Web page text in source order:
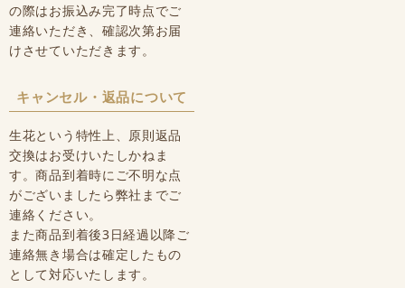
の際はお振込み完了時点でご
連絡いただき、確認次第お届
けさせていただきます。
キャンセル・返品について
生花という特性上、原則返品
交換はお受けいたしかねま
す。商品到着時にご不明な点
がございましたら弊社までご
連絡ください。
また商品到着後3日経過以降ご
連絡無き場合は確定したもの
として対応いたします。